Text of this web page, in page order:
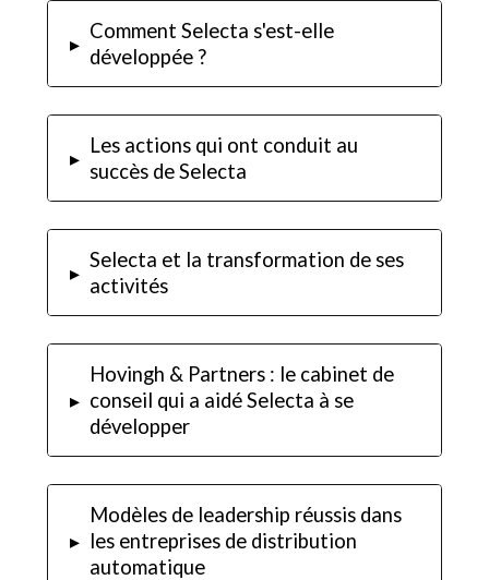
▸
Comment Selecta s'est-elle
développée ?
▸
Les actions qui ont conduit au
succès de Selecta
▸
Selecta et la transformation de ses
activités
▸
Hovingh & Partners : le cabinet de
conseil qui a aidé Selecta à se
développer
▸
Modèles de leadership réussis dans
les entreprises de distribution
automatique